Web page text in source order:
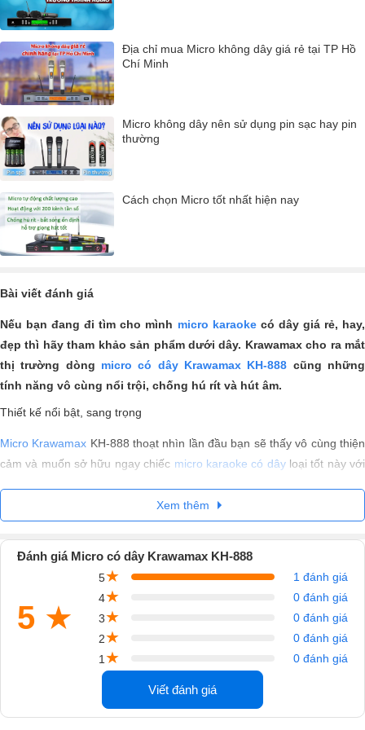
Địa chỉ mua Micro không dây giá rẻ tại TP Hồ
Chí Minh
Micro không dây nên sử dụng pin sạc hay pin
thường
Cách chọn Micro tốt nhất hiện nay
Bài viết đánh giá
Nếu bạn đang đi tìm cho mình micro karaokecó dây giá rẻ, hay,
đẹp thì hãy tham khảo sản phẩm dưới dây. Krawamax cho ra mắt
thị trường dòng micro có dây Krawamax KH-888 cũng những
tính năng vô cùng nổi trội, chống hú rít và hút âm.
Thiết kế nổi bật, sang trọng
Micro Krawamax KH-888 thoạt nhìn lần đầu bạn sẽ thấy vô cùng thiện
cảm và muốn sở hữu ngay chiếc micro karaoke có dâyloại tốt này với
Xem thêm
Đánh giá Micro có dây Krawamax KH-888
5 ★
5★
1 đánh giá
4★
0 đánh giá
3★
0 đánh giá
2★
0 đánh giá
1 ★ 0 đánh giá
Viết đánh giá